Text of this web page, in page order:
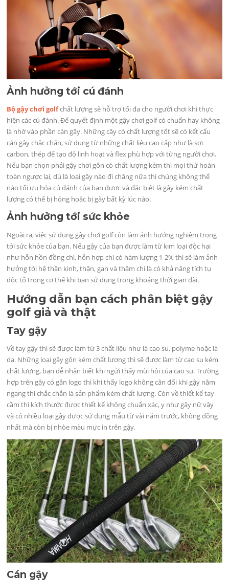
Ảnh hưởng tới cú đánh
Bộ gậy chơi golfchất lượng sẽ hỗ trợ tối đa cho người chơi khi thực
hiện các cú đánh. Để quyết định một gậy chơi golf có chuẩn hay không
là nhờ vào phần cán gậy. Những cây có chất lượng tốt sẽ có kết cấu
cán gậy chắc chắn, sử dụng từ những chất liệu cao cấp như là sợi
carbon, thép để tạo độ linh hoạt và flex phù hợp với từng người chơi.
Nếu bạn chọn phải gậy chơi gôn có chất lượng kém thì mọi thứ hoàn
toàn ngược lại, dù là loại gậy nào đi chăng nữa thì chúng không thể
nào tối ưu hóa cú đánh của bạn được và đặc biệt là gậy kém chất
lượng có thể bị hỏng hoặc bị gãy bất kỳ lúc nào.
Ảnh hưởng tới sức khỏe
Ngoài ra, việc sử dụng gậy chơi golf còn làm ảnh hưởng nghiêm trọng
tới sức khỏe của bạn. Nếu gậy của bạn được làm từ kim loại độc hại
như hỗn hồn đồng chì, hỗn hợp chì có hàm lượng 1-2% thì sẽ làm ảnh
hưởng tới hệ thần kinh, thận, gan và thậm chí là có khả năng tích tụ
độc tố trong cơ thể khi bạn sử dụng trong khoảng thời gian dài.
Hướng dẫn bạn cách phân biệt gậy
golf giả và thật
Tay gậy
Về tay gậy thì sẽ được làm từ 3 chất liệu như là cao su, polyme hoặc là
da. Những loại gậy gôn kém chất lượng thì sẽ được làm từ cao su kém
chất lượng, bạn dễ nhận biết khi ngửi thấy mùi hôi của cao su. Trường
hợp trên gậy có gắn logo thì khi thấy logo không cân đối khi gậy nằm
ngang thì chắc chắn là sản phẩm kém chất lượng. Còn về thiết kế tay
cầm thì kích thước được thiết kế không chuẩn xác, y như gậy nữ vậy
và có nhiều loại gậy được sử dụng mẫu từ vài năm trước, không đồng
nhất mà còn bị nhòe màu mực in trên gậy.
Cán gậy